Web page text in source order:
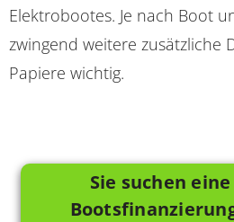
Elektrobootes. Je nach Boot
zwingend weitere zusätzliche
Papiere wichtig.
Sie suchen